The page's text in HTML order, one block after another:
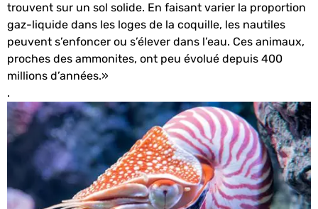
trouvent sur un sol solide. En faisant varier la proportion
gaz-liquide dans les loges de la coquille, les nautiles
peuvent s’enfoncer ou s’élever dans l’eau. Ces animaux,
proches des ammonites, ont peu évolué depuis 400
millions d’années.»
.